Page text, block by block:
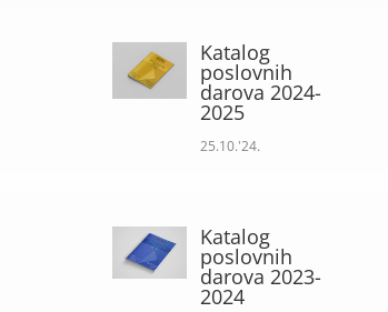
Katalog
poslovnih
darova 2024-
2025
25.10.'24.
Katalog
poslovnih
darova 2023-
2024